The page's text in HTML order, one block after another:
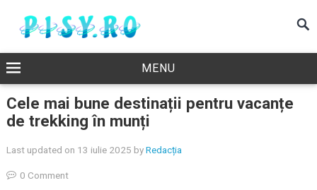
MENU
Cele mai bune destinații pentru vacanțe
de trekking în munți
Last updated on 13 iulie 2025 byRedacția
0 Comment